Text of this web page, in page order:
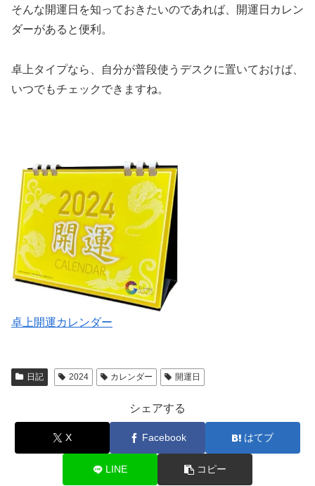
そんな開運日を知っておきたいのであれば、開運日カレン
ダーがあると便利。
卓上タイプなら、自分が普段使うデスクに置いておけば、
いつでもチェックできますね。
卓上開運カレンダー
日記 2024 カレンダー 開運日
シェアする
X Facebook はてブ
LINE コピー